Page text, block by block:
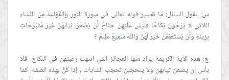
س: يقول السائل: ما تفسير قوله تعالى في سورة النور وَالْقَوَاعِدُ مِنَ النِّسَاءِ
اللاتِي لا يَرْجُونَ نِكَاحًا فَلَيْسَ عَلَيْهِنَّ جُنَاحٌ أَنْ يَضَعْنَ ثِيَابَهُنَّ غَيْرَ مُتَبَرِّجَاتٍ
ج: هذه الآية الكريمة يراد منها العجائز التي انتهت رغبتهن في النكاح، فلا
بأس أن يضعن ثيابهن ولا يتحجبن تحجب الشابات ، إذا كُنَّ بهذه الصفة، كما